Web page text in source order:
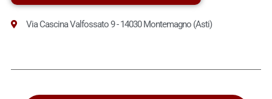
Via Cascina Valfossato 9 - 14030 Montemagno (Asti)